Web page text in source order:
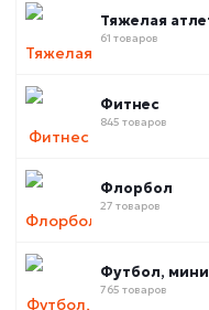
Тяжелая
61 товаров
Фитнес
845 товаров
Флорбол
27 товаров
Футбол,
765 товаров